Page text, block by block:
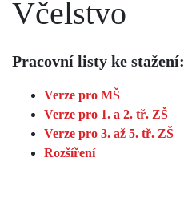
Včelstvo
Pracovní listy ke stažení:
Verze pro MŠ
Verze pro 1. a 2. tř. ZŠ
Verze pro 3. až 5. tř. ZŠ
Rozšíření